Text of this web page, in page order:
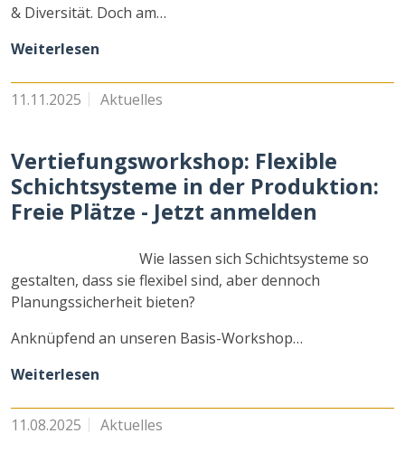
& Diversität. Doch am…
Weiterlesen
11.11.2025 Aktuelles
Vertiefungsworkshop: Flexible
Schichtsysteme in der Produktion:
Freie Plätze - Jetzt anmelden
Wie lassen sich Schichtsysteme so
gestalten, dass sie flexibel sind, aber dennoch
Planungssicherheit bieten?
Anknüpfend an unseren Basis-Workshop…
Weiterlesen
11.08.2025 Aktuelles